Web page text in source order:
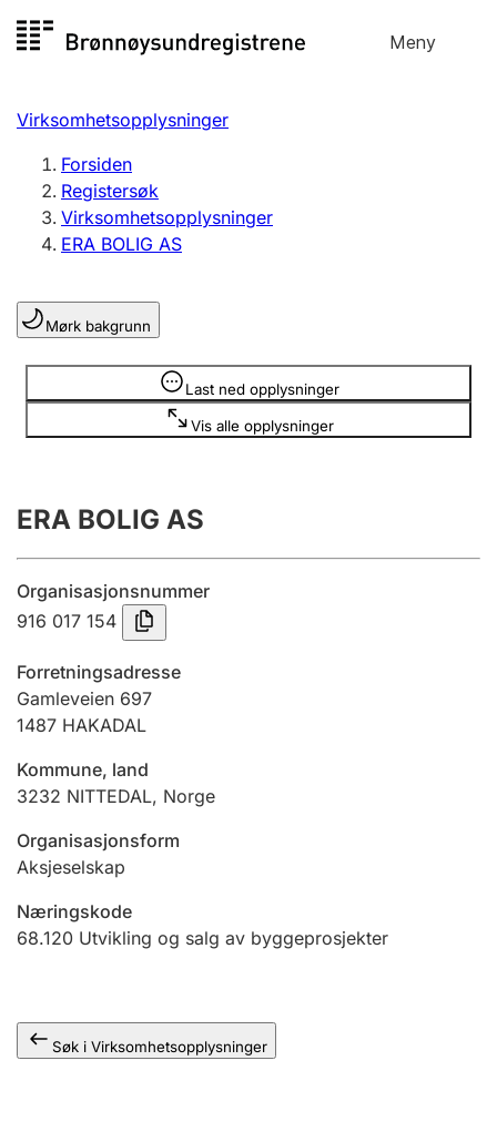
til
Meny
Registersøk
Aksjeselskap
Enkeltpersonforetak
Registrere, endre, slette
Lag og forening
Registrere, endre, slette
Årsregnskap
Innsending og forsinkelsesgebyr
Tinglysing
Jeger
Ektepaktveileder
Offentlig sektor
Virksomhetsopplysninger
Forsiden
Registersøk
Virksomhetsopplysninger
ERA BOLIG AS
Mørk bakgrunn
Last ned opplysninger
Vis alle opplysninger
Opplysninger er skjult
ERA BOLIG AS
Organisasjonsnummer
916 017 154
Forretningsadresse
Gamleveien 697
1487 HAKADAL
Kommune, land
3232 NITTEDAL, Norge
Organisasjonsform
Aksjeselskap
Næringskode
68.120 Utvikling og salg av byggeprosjekter
Søk i Virksomhetsopplysninger